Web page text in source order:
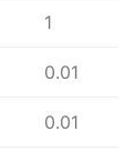
1
0.01
0.01